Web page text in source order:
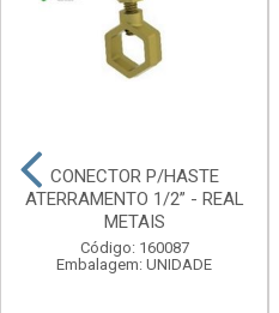
CONECTOR P/HASTE
ATERRAMENTO 1/2” - REAL
METAIS
Código: 160087
Embalagem: UNIDADE